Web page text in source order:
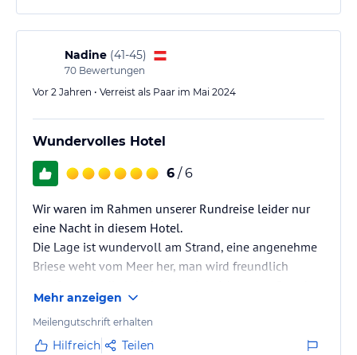
Nadine (41-45)
70 Bewertungen
Vor 2 Jahren • Verreist als Paar im Mai 2024
Wundervolles Hotel
6 / 6
Wir waren im Rahmen unserer Rundreise leider nur
eine Nacht in diesem Hotel.
Die Lage ist wundervoll am Strand, eine angenehme
Briese weht vom Meer her, man wird freundlich
sehr gepflegt.
Das Zimmer war jetzt nicht das Größte, aber man hat
Mehr anzeigen
Meilengutschrift erhalten
Hilfreich Teilen